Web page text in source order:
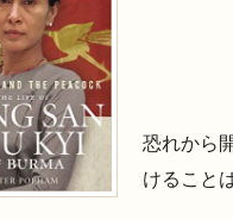
恐れから
けること